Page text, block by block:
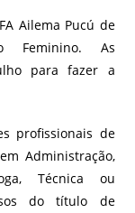
Ailema Pucú de
Feminino. As
para fazer a
profissionais de
Administração,
Técnica ou
do título de